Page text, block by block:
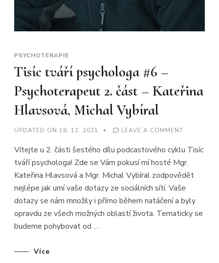
PSYCHOTERAPIE
Tisíc tváří psychologa #6 –
Psychoterapeut 2. část – Kateřina
Hlavsová, Michal Vybíral
UPDATED ON 18. 12. 2021 LEAVE A COMMENT
–
2.
–
KATEŘINA
MICHAL
VYBÍRAL
Vítejte u 2. části šestého dílu podcastového cyklu Tisíc
tváří psychologa! Zde se Vám pokusí mí hosté Mgr.
Kateřina Hlavsová a Mgr. Michal Vybíral zodpovědět
nejlépe jak umí vaše dotazy ze sociálních sítí. Vaše
dotazy se nám množily i přímo během natáčení a byly
opravdu ze všech možných oblastí života. Tematicky se
budeme pohybovat od …
Více